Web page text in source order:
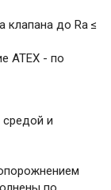
клапана до Ra ≤
АТЕХ - по
и